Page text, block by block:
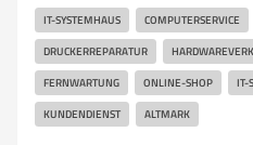
IT-SYSTEMHAUS COMPUTERSERVICE
DRUCKERREPARATUR
FERNWARTUNG ONLINE-SHOP IT-
KUNDENDIENST ALTMARK